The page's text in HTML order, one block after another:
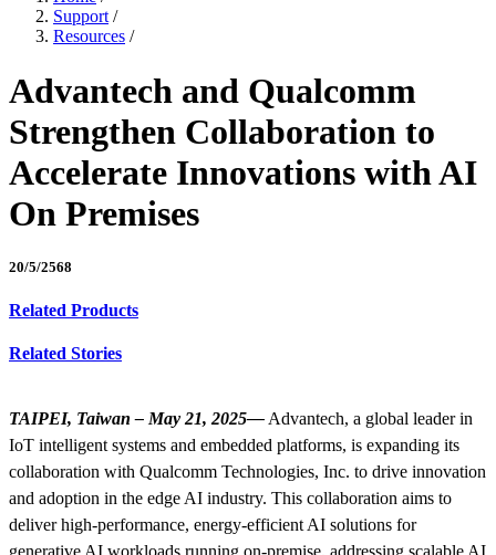
Support /
Resources /
Advantech and Qualcomm
Strengthen Collaboration to
Accelerate Innovations with AI
On Premises
20/5/2568
Related Products
Related Stories
TAIPEI, Taiwan – May 21, 2025— Advantech, a global leader in
IoT intelligent systems and embedded platforms, is expanding its
collaboration with Qualcomm Technologies, Inc. to drive innovation
and adoption in the edge AI industry. This collaboration aims to
deliver high-performance, energy-efficient AI solutions for
generative AI workloads running on-premise, addressing scalable AI